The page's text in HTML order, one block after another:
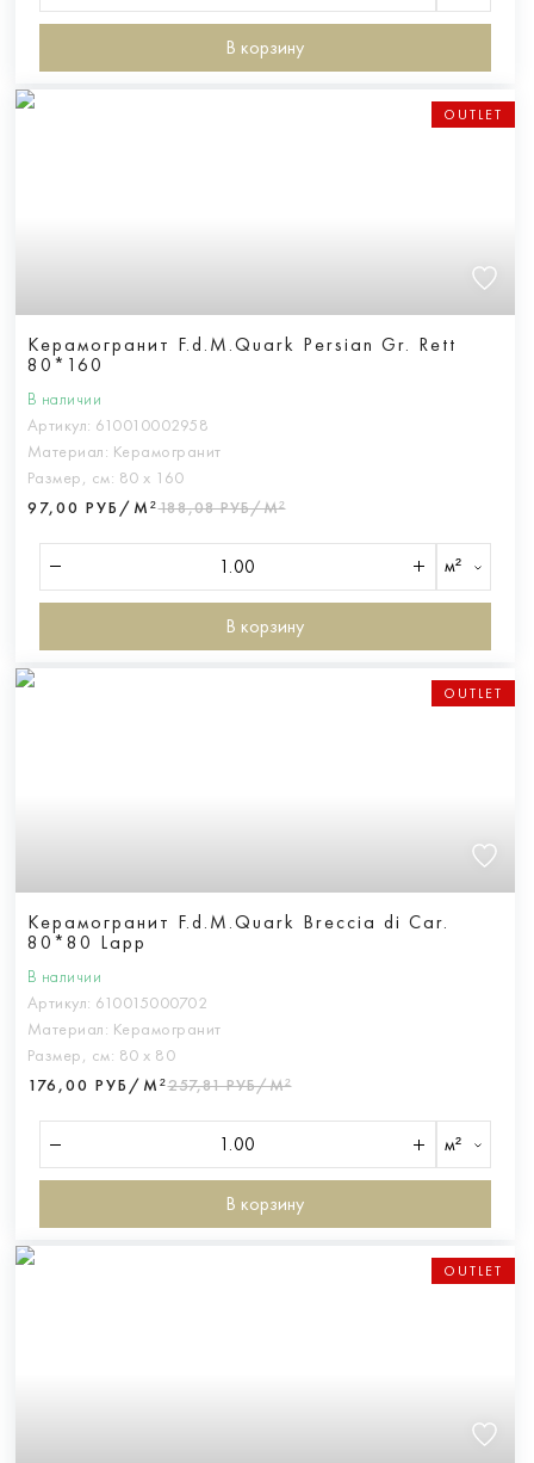
В корзину
OUTLET
Керамогранит F.d.M.Quark Persian Gr. Rett
80*160
В наличии
Артикул: 610010002958
Материал: Керамогранит
Размер, см: 80 х 160
97,00 РУБ/М²188,08 РУБ/М²
м²
В корзину
OUTLET
Керамогранит F.d.M.Quark Breccia di Car.
80*80 Lapp
В наличии
Артикул: 610015000702
Материал: Керамогранит
Размер, см: 80 х 80
176,00 РУБ/М²257,81 РУБ/М²
м²
В корзину
OUTLET